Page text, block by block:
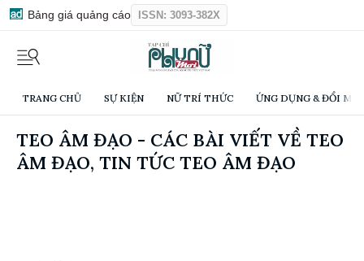
Bảng giá quảng cáo ISSN: 3093-382X
TRANG CHỦ SỰ KIỆN NỮ TRÍ THỨC ỨNG DỤNG & ĐỔI
TEO ÂM ĐẠO - CÁC BÀI VIẾT VỀ TEO
ÂM ĐẠO, TIN TỨC TEO ÂM ĐẠO